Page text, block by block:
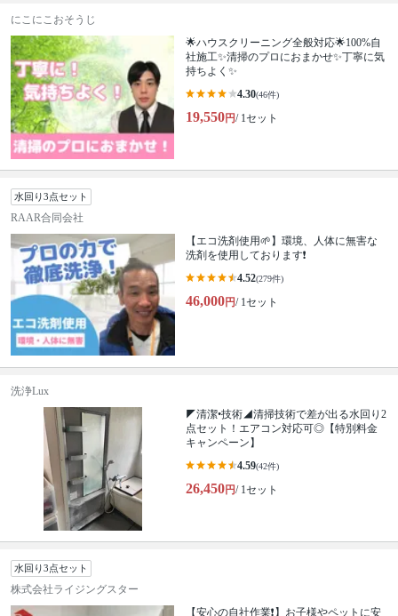
にこにこおそうじ
🌟ハウスクリーニング全般対応🌟100%自
社施工✨清掃のプロにおまかせ✨丁寧に気
持ちよく✨
4.30(46件)
19,550円/ 1セット
水回り3点セット
RAAR合同会社
【エコ洗剤使用🌱】環境、人体に無害な
洗剤を使用しております❗️
4.52(279件)
46,000円/ 1セット
洗浄Lux
◤清潔•技術◢清掃技術で差が出る水回り2
点セット！エアコン対応可◎【特別料金
キャンペーン】
4.59(42件)
26,450円/ 1セット
水回り3点セット
株式会社ライジングスター
【安心の自社作業❗️】お子様やペットに安